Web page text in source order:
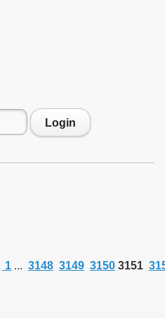
Login
1 ... 3148 3149 3150 3151